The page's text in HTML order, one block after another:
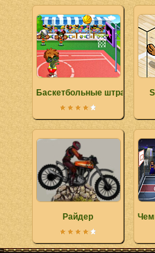
Баскетбольные штрафные
Райдер